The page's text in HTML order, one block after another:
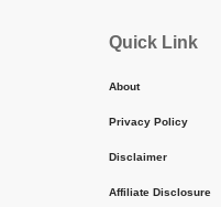
Quick Link
About
Privacy Policy
Disclaimer
Affiliate Disclosure